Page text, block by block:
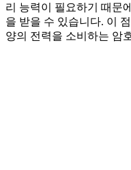
리 능력이 필요하기 때문
을 받을 수 있습니다. 이
양의 전력을 소비하는 암